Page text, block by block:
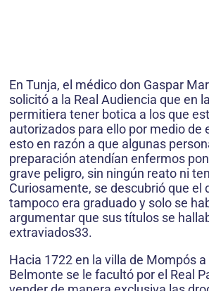
En Tunja, el médico don Gaspar
solicitó a la Real Audiencia que en
permitiera tener botica a los que
autorizados para ello por medio de
esto en razón a que algunas
preparación atendían enfermos
grave peligro, sin ningún reato ni
Curiosamente, se descubrió que el
tampoco era graduado y solo se
argumentar que sus títulos se
extraviados33.
Hacia 1722 en la villa de Mompós
Belmonte se le facultó por el Real